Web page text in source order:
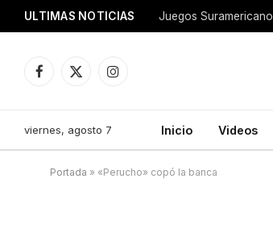
ULTIMAS NOTICIAS Juegos
Facebook
X
Instagram
viernes, agosto 7 Inicio Videos
Portada » «Perucho» copó la banca